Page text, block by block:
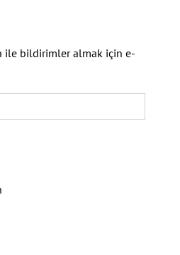
ile bildirimler almak için e-